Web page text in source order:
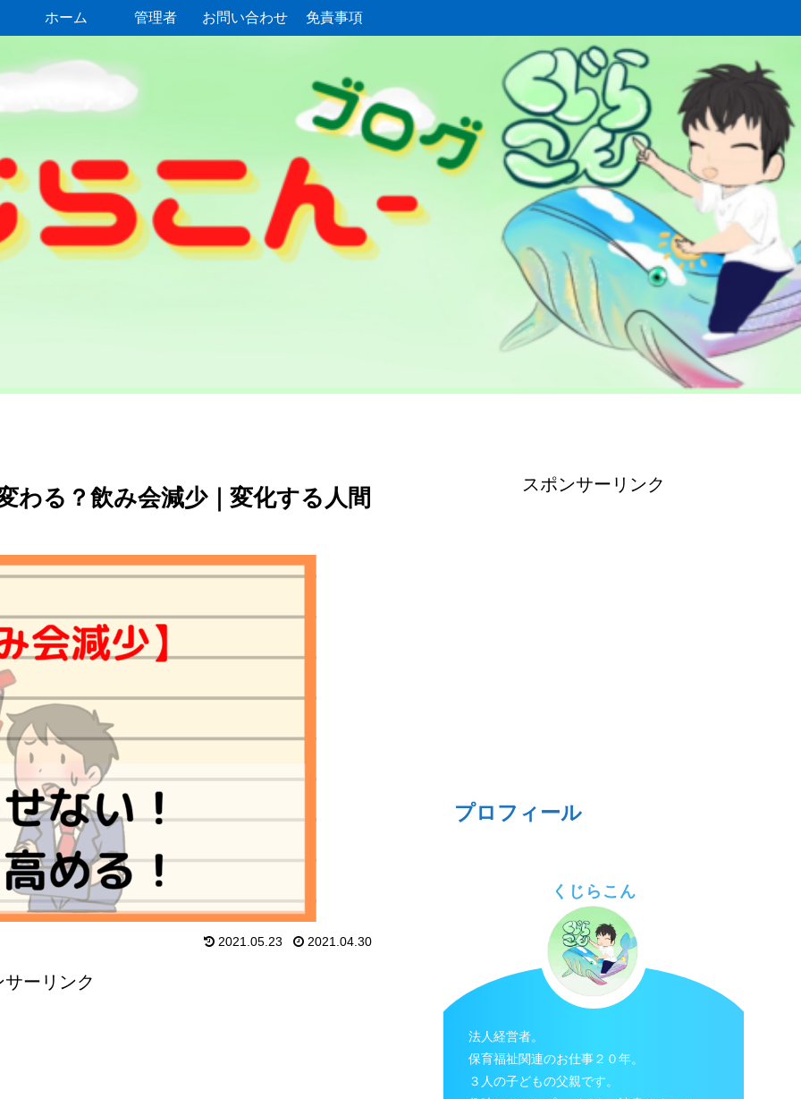
ホーム 管理者 お問い合わせ 免責事項
わる？飲み会減少｜変化する人間
2021.05.23 2021.04.30
サーリンク
スポンサーリンク
プロフィール
くじらこん
法人経営者。
保育福祉関連のお仕事２０年。
３人の子どもの父親です。